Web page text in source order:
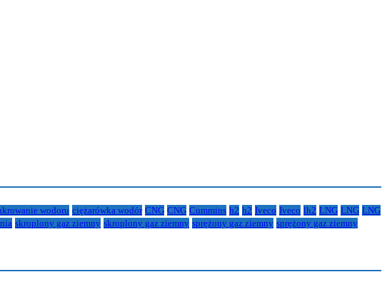
wodoru ciężarówka wodór CNG CNG Cummins h2 h2 Iveco Iveco lh2 LNG LNG LNG
skroplony gaz ziemny skroplony gaz ziemny sprężony gaz ziemny sprężony gaz ziemny